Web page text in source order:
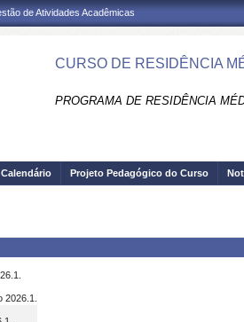
de Atividades Acadêmicas
CURSO DE RESIDÊNCIA
PROGRAMA DE RESIDÊNCIA
Calendário Projeto Pedagógico do Curso